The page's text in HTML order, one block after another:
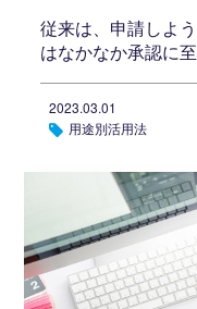
従来は、申請しよ
はなかなか承認に
2023.03.01
用途別活用法